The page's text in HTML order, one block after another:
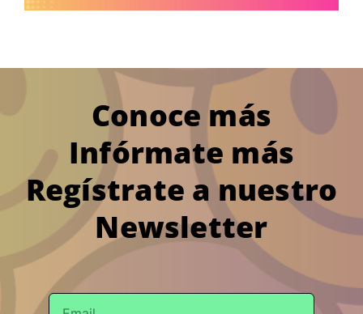
Conoce más
Infórmate más
Regístrate a nuestro
Newsletter